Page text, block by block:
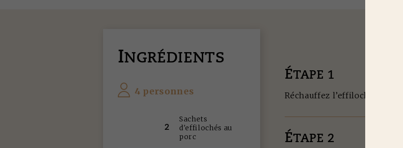
INGRÉDIENTS
4 personnes
2
Sachets
d'effilochés au
porc
ÉTAPE 1
Réchauffez l’effiloché de
ÉTAPE 2